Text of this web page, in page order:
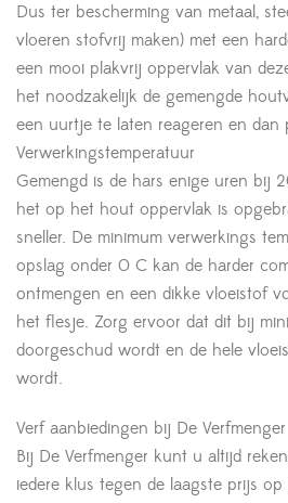
Dus ter bescherming van metaal,
vloeren stofvrij maken) met een
een mooi plakvrij oppervlak van
het noodzakelijk de gemengde
een uurtje te laten reageren en dan
Verwerkingstemperatuur
Gemengd is de hars enige uren bij
het op het hout oppervlak is
sneller. De minimum verwerkings
opslag onder 0 C kan de harder
ontmengen en een dikke vloeistof
het flesje. Zorg ervoor dat dit bij
doorgeschud wordt en de hele
wordt.
Verf aanbiedingen bij De Verfmenger
Bij De Verfmenger kunt u altijd
iedere klus tegen de laagste prijs